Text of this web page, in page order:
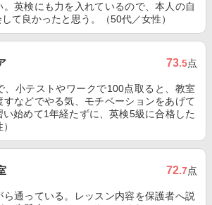
英検にも力を入れているので、本人の自
て良かったと思う。（50代／女性）
73.5点
、小テストやワークで100点取ると、教室
すなどでやる気、モチベーションをあげて
い始めて1年経たずに、英検5級に合格した
72.7点
ら通っている。レッスン内容を保護者へ説